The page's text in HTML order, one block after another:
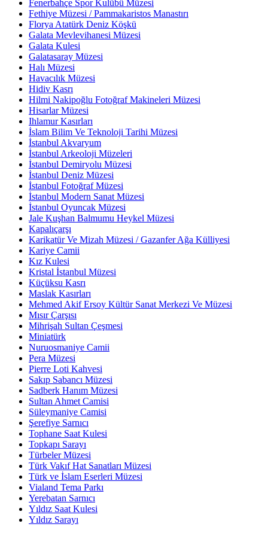
Fenerbahçe Spor Kulübü Müzesi
Fethiye Müzesi / Pammakaristos Manastırı
Florya Atatürk Deniz Köşkü
Galata Mevlevihanesi Müzesi
Galata Kulesi
Galatasaray Müzesi
Halı Müzesi
Havacılık Müzesi
Hidiv Kasrı
Hilmi Nakipoğlu Fotoğraf Makineleri Müzesi
Hisarlar Müzesi
Ihlamur Kasırları
İslam Bilim Ve Teknoloji Tarihi Müzesi
İstanbul Akvaryum
İstanbul Arkeoloji Müzeleri
İstanbul Demiryolu Müzesi
İstanbul Deniz Müzesi
İstanbul Fotoğraf Müzesi
İstanbul Modern Sanat Müzesi
İstanbul Oyuncak Müzesi
Jale Kuşhan Balmumu Heykel Müzesi
Kapalıçarşı
Karikatür Ve Mizah Müzesi / Gazanfer Ağa Külliyesi
Kariye Camii
Kız Kulesi
Kristal İstanbul Müzesi
Küçüksu Kasrı
Maslak Kasırları
Mehmed Akif Ersoy Kültür Sanat Merkezi Ve Müzesi
Mısır Çarşısı
Mihrişah Sultan Çeşmesi
Miniatürk
Nuruosmaniye Camii
Pera Müzesi
Pierre Loti Kahvesi
Sakıp Sabancı Müzesi
Sadberk Hanım Müzesi
Sultan Ahmet Camisi
Süleymaniye Camisi
Şerefiye Sarnıcı
Tophane Saat Kulesi
Topkapı Sarayı
Türbeler Müzesi
Türk Vakıf Hat Sanatları Müzesi
Türk ve İslam Eserleri Müzesi
Vialand Tema Parkı
Yerebatan Sarnıcı
Yıldız Saat Kulesi
Yıldız Sarayı